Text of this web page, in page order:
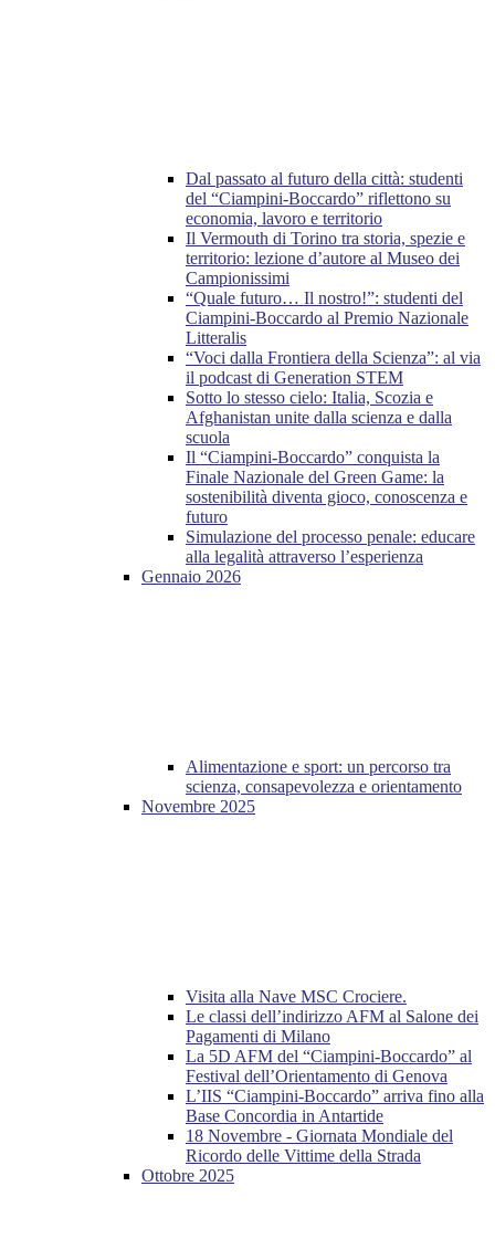
Dal passato al futuro della città: studenti
del “Ciampini-Boccardo” riflettono su
economia, lavoro e territorio
Il Vermouth di Torino tra storia, spezie e
territorio: lezione d’autore al Museo dei
Campionissimi
“Quale futuro… Il nostro!”: studenti del
Ciampini-Boccardo al Premio Nazionale
Litteralis
“Voci dalla Frontiera della Scienza”: al via
il podcast di Generation STEM
Sotto lo stesso cielo: Italia, Scozia e
Afghanistan unite dalla scienza e dalla
scuola
Il “Ciampini-Boccardo” conquista la
Finale Nazionale del Green Game: la
sostenibilità diventa gioco, conoscenza e
futuro
Simulazione del processo penale: educare
alla legalità attraverso l’esperienza
Gennaio 2026
Alimentazione e sport: un percorso tra
scienza, consapevolezza e orientamento
Novembre 2025
Visita alla Nave MSC Crociere.
Le classi dell’indirizzo AFM al Salone dei
Pagamenti di Milano
La 5D AFM del “Ciampini-Boccardo” al
Festival dell’Orientamento di Genova
L’IIS “Ciampini-Boccardo” arriva fino alla
Base Concordia in Antartide
18 Novembre - Giornata Mondiale del
Ricordo delle Vittime della Strada
Ottobre 2025